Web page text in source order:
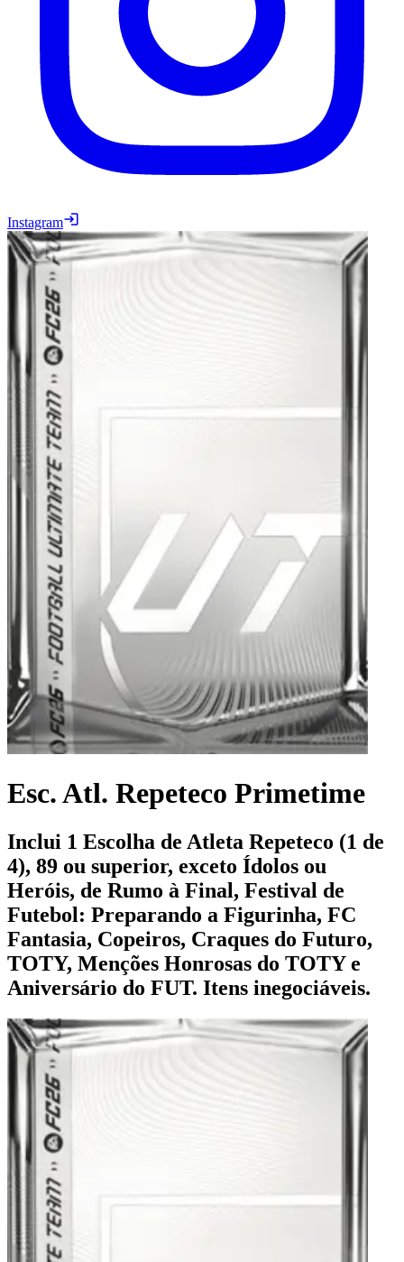
Instagram
Esc. Atl. Repeteco Primetime
Inclui 1 Escolha de Atleta Repeteco (1 de
4), 89 ou superior, exceto Ídolos ou
Heróis, de Rumo à Final, Festival de
Futebol: Preparando a Figurinha, FC
Fantasia, Copeiros, Craques do Futuro,
TOTY, Menções Honrosas do TOTY e
Aniversário do FUT. Itens inegociáveis.